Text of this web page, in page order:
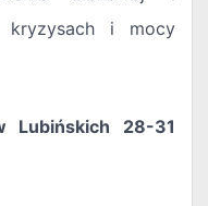
kryzysach i mocy
Lubińskich 28-31